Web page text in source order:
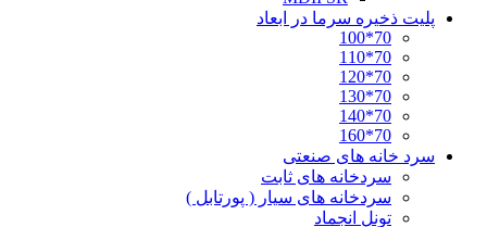
پلیت ذخیره سرما در ابعاد
70*100
70*110
70*120
70*130
70*140
70*160
سرد خانه های صنعتی
سردخانه های ثابت
سردخانه های سیار ( پورتابل )
تونل انجماد